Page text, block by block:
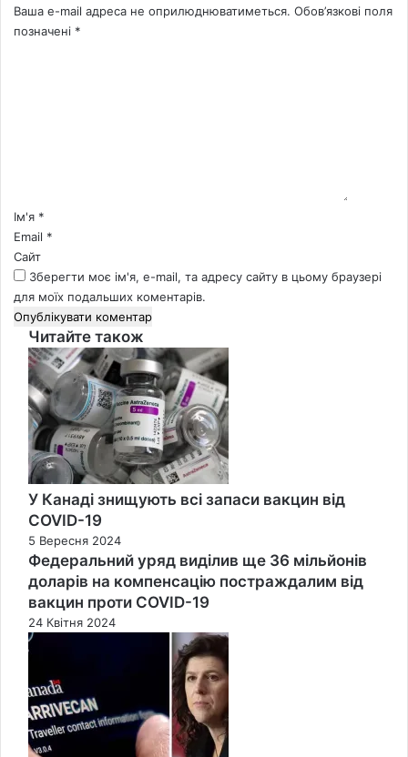
Ваша e-mail адреса не оприлюднюватиметься. Обов’язкові поля
позначені *
*Ім'я *
Email *
Сайт
Зберегти моє ім'я, e-mail, та адресу сайту в цьому браузері
для моїх подальших коментарів.
Читайте також
Close
У Канаді знищують всі запаси вакцин від
COVID-19
5 Вересня 2024
Федеральний уряд виділив ще 36 мільйонів
доларів на компенсацію постраждалим від
вакцин проти COVID-19
24 Квітня 2024